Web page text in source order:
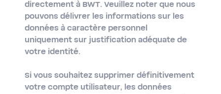
directement à BWT. Veuillez noter que nous
pouvons délivrer les informations sur les
données à caractère personnel
uniquement sur justification adéquate de
votre identité.
Si vous souhaitez supprimer définitivement
votre compte utilisateur, les données